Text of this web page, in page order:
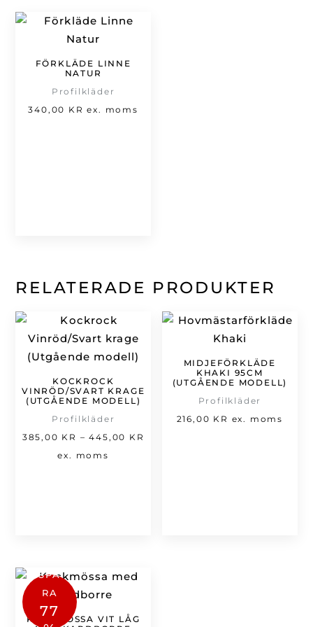
FÖRKLÄDE LINNE
NATUR
Profilkläder
340,00 KR ex. moms
RELATERADE PRODUKTER
KOCKROCK
VINRÖD/SVART KRAGE
(UTGÅENDE MODELL)
Profilkläder
385,00 KR – 445,00 KR
ex. moms
MIDJEFÖRKLÄDE
KHAKI 95CM
(UTGÅENDE MODELL)
Profilkläder
216,00 KR ex. moms
SPA
RA
77
KOCKMÖSSA VIT LÅG